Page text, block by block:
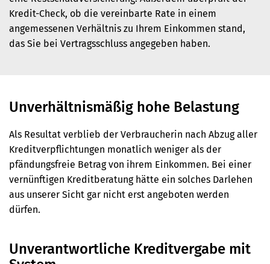
Kredit-Check, ob die vereinbarte Rate in einem
angemessenen Verhältnis zu Ihrem Einkommen stand,
das Sie bei Vertragsschluss angegeben haben.
Unverhältnismäßig hohe Belastung
Als Resultat verblieb der Verbraucherin nach Abzug aller
Kreditverpflichtungen monatlich weniger als der
pfändungsfreie Betrag von ihrem Einkommen. Bei einer
vernünftigen Kreditberatung hätte ein solches Darlehen
aus unserer Sicht gar nicht erst angeboten werden
dürfen.
Unverantwortliche Kreditvergabe mit